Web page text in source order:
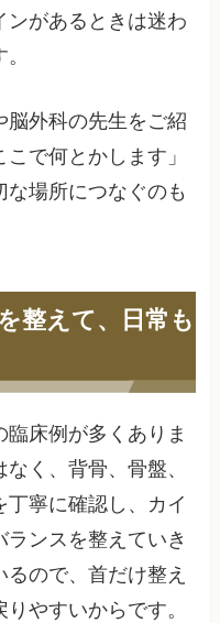
ンがあるときは迷わ
脳外科の先生をご紹
で何とかします」
な場所につなぐのも
整えて、日常も
床例が多くありま
く、背骨、骨盤、
丁寧に確認し、カイ
ンスを整えていき
ので、首だけ整え
やすいからです。